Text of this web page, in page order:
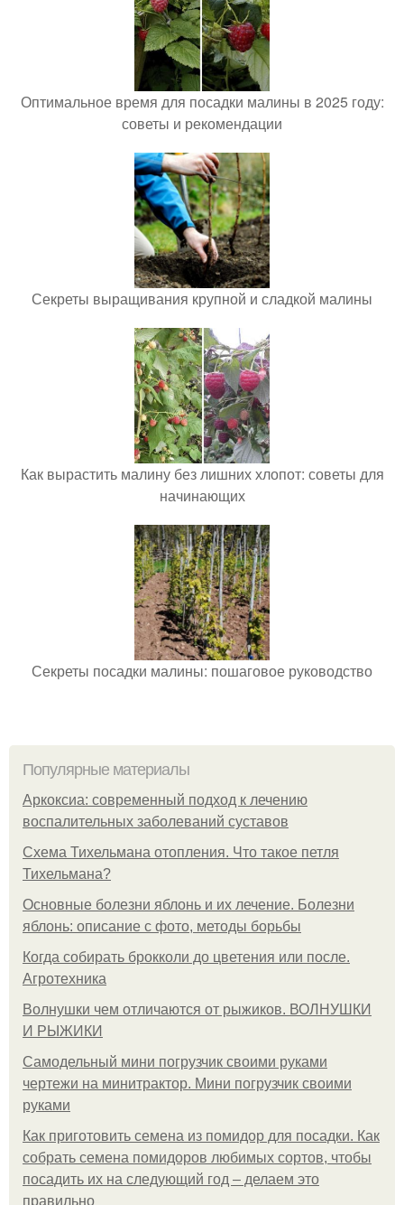
Оптимальное время для посадки малины в 2025 году:
советы и рекомендации
Секреты выращивания крупной и сладкой малины
Как вырастить малину без лишних хлопот: советы для
начинающих
Секреты посадки малины: пошаговое руководство
Популярные материалы
Аркоксиа: современный подход к лечению
воспалительных заболеваний суставов
Схема Тихельмана отопления. Что такое петля
Тихельмана?
Основные болезни яблонь и их лечение. Болезни
яблонь: описание с фото, методы борьбы
Когда собирать брокколи до цветения или после.
Агротехника
Волнушки чем отличаются от рыжиков. ВОЛНУШКИ
И РЫЖИКИ
Самодельный мини погрузчик своими руками
чертежи на минитрактор. Мини погрузчик своими
руками
Как приготовить семена из помидор для посадки. Как
собрать семена помидоров любимых сортов, чтобы
посадить их на следующий год – делаем это
правильно